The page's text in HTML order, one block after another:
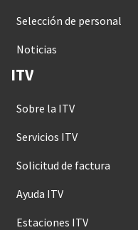
Selección de personal
Noticias
ITV
Sobre la ITV
Servicios ITV
Solicitud de factura
Ayuda ITV
Estaciones ITV